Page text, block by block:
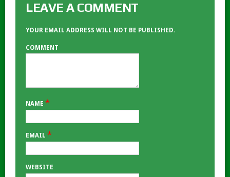
LEAVE A COMMENT
YOUR EMAIL ADDRESS WILL NOT BE PUBLISHED.
COMMENT
NAME *
EMAIL *
WEBSITE